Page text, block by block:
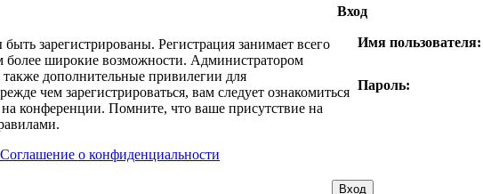
Вход
зарегистрированы. Регистрация занимает всего
более широкие возможности. Администратором
дополнительные привилегии для
чем зарегистрироваться, вам следует ознакомиться
конференции. Помните, что ваше присутствие на
Соглашение о конфиденциальности
Имя пользователя:
Пароль: